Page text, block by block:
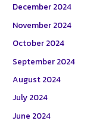
December 2024
November 2024
October 2024
September 2024
August 2024
July 2024
June 2024